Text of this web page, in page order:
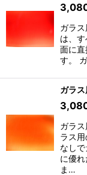
ガラ
は、
面に
す。
ガラ
ガラ
ラス
なし
に優
ま…